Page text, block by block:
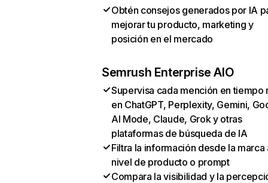
Obtén consejos generados por IA
mejorar tu producto, marketing y
posición en el mercado
Semrush Enterprise AIO
Supervisa cada mención en tiempo
en ChatGPT, Perplexity, Gemini,
AI Mode, Claude, Grok y otras
plataformas de búsqueda de IA
Filtra la información desde la marca
nivel de producto o prompt
Compara la visibilidad y la